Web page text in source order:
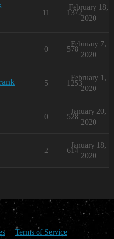
11 1372
February 18,
2020
0 578
February 7,
2020
5 1253
February 1,
2020
0 528
January 20,
2020
2 614
January 18,
2020
Terms of Service